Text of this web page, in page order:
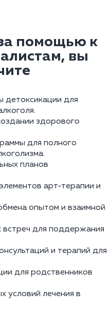
помощью к
вы
для
здорового
для полного
планов
арт-терапии и
опытом и взаимной
встреч для поддержания
и терапий для
для родственников
условий лечения в